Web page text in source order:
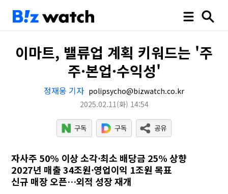
이마트, 밸류업 계획 키워드는 '주
주·본업·수익성'
정재웅 기자 polipsycho@bizwatch.co.kr
2025.02.11(화) 14:54
자사주 50% 이상 소각·최소 배당금 25% 상향
2027년 매출 34조원·영업이익 1조원 목표
신규 매장 오픈…외적 성장 재개